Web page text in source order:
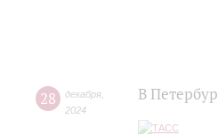
28 декабря
2024
В